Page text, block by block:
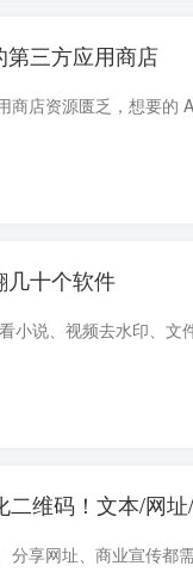
第三方应用商店
几十个软件
维码！文本/网